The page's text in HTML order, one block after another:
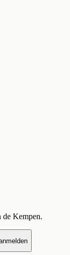
de Kempen.